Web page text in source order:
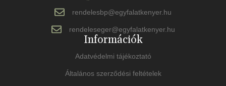
rendelesbp@egyfalatkenyer.hu
rendeleseger@egyfalatkenyer.hu
Információk
Adatvédelmi tájékoztató
Általános szerződési feltételek